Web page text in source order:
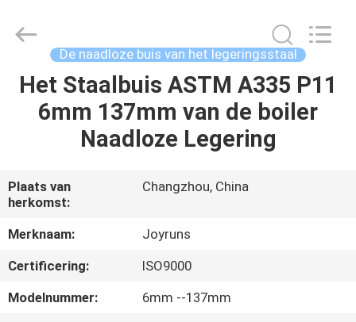
HUIS
PRODUCTEN
ONGEVEER
DE
V.S.
FABRIEKSREIS
Joyruns
Steel
De naadloze buis van het legeringsstaal
Het Staalbuis ASTM A335 P11
6mm 137mm van de boiler
Naadloze Legering
Plaats van
herkomst:
Changzhou, China
Merknaam:
Joyruns
Certificering:
ISO9000
Modelnummer:
6mm --137mm